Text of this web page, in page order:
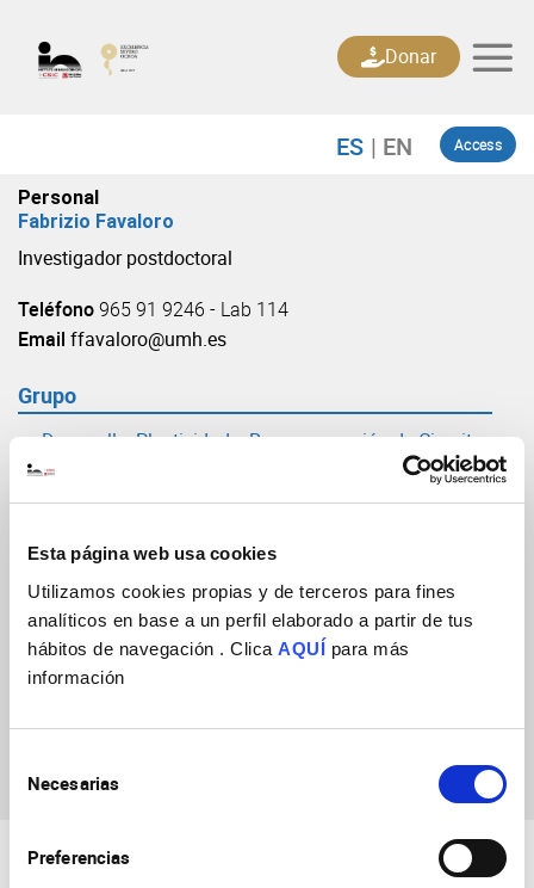
Esta página web usa cookies
Utilizamos cookies propias y de terceros para fines
analíticos en base a un perfil elaborado a partir de tus
hábitos de navegación . Clica AQUÍ para más
información
Necesarias
Preferencias
content
Access
Donar
Personal
Fabrizio Favaloro
Investigador postdoctoral
Teléfono965 91 9246 - Lab 114
Email ffavaloro@umh.es
Grupo
Desarrollo, Plasticidad y Reprogramación de Circuitos
Sensoriales
(URL: https://in.umh-csic.es/grupo3882)